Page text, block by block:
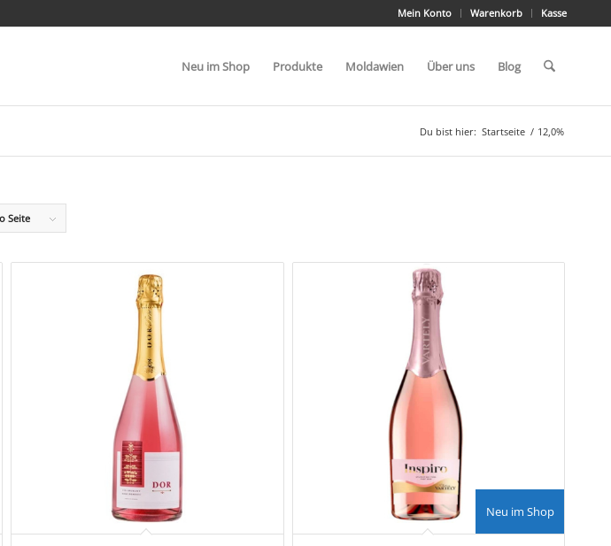
Mein Konto Warenkorb Kasse
Neu im Shop Produkte Moldawien Über uns Blog
Du bist hier: Startseite / 12,0%
Seite
Neu im Shop